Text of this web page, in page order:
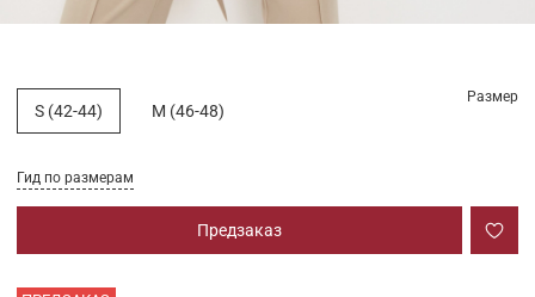
Гид по размерам
Предзаказ
Размер
S (42-44) M (46-48)